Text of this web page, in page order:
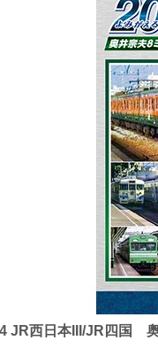
JR西日本III/JR四国